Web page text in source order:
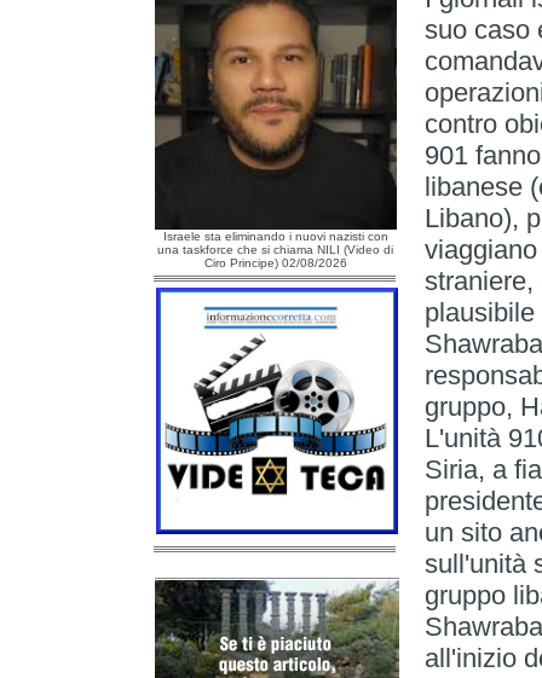
Israele sta eliminando i nuovi nazisti con
una taskforce che si chiama NILI (Video di
Ciro Principe) 02/08/2026
suo caso
contro
901
libanese
Libano),
straniere,
gruppo,
L'unità
Siria, a
un sito
sull'unità
gruppo
all'inizio